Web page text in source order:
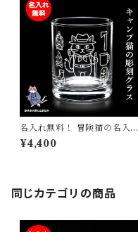
名入れ無料！ 冒険猫の名入れ
彫刻グラス サンドブラスト彫
刻 砂吹き工房ねこまたや プレ
¥4,400
同じカテゴリの商品